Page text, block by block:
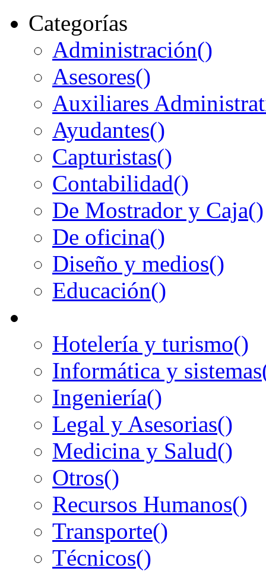
Categorías
Administración()
Asesores()
Auxiliares
Ayudantes()
Capturistas()
Contabilidad()
De Mostrador y Caja()
De oficina()
Diseño y medios()
Educación()
Hotelería y turismo()
Informática y sistemas
Ingeniería()
Legal y Asesorias()
Medicina y Salud()
Otros()
Recursos Humanos()
Transporte()
Técnicos()